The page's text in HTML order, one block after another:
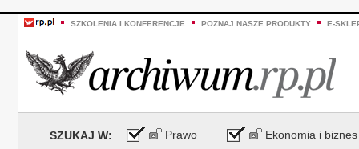
SZKOLENIA I KONFERENCJE POZNAJ NASZE PRODUKTY E-
SZUKAJ W: Prawo Ekonomia i biznes